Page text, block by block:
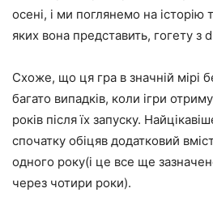
осені, і ми поглянемо на історію
яких вона представить, гогету з
Схоже, що ця гра в значній мірі
багато випадків, коли ігри
років після їх запуску.
спочатку обіцяв додатковий
одного року(і це все ще
через чотири роки).